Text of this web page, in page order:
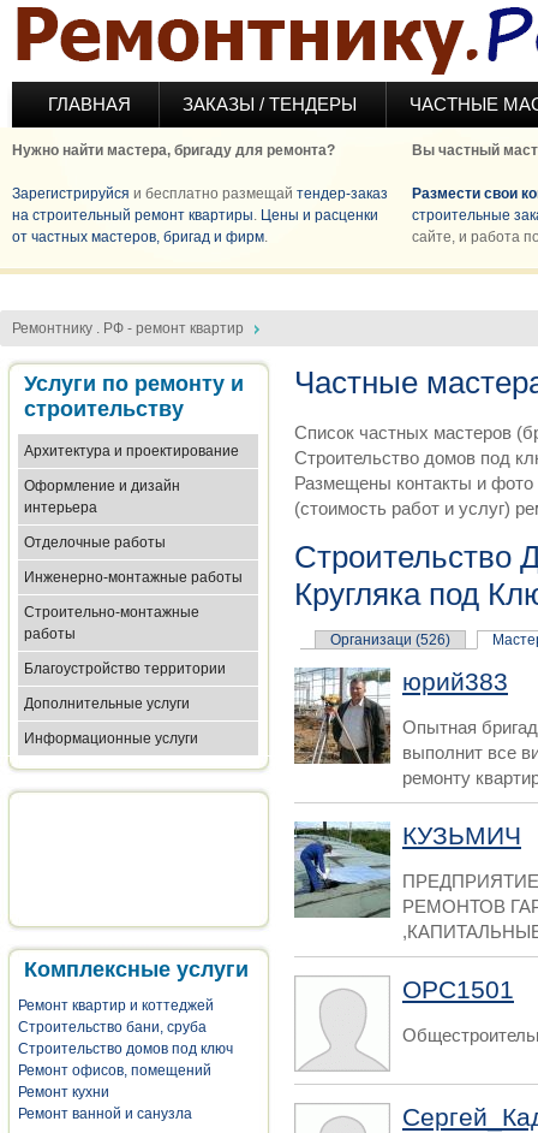
Перейти к основному содержанию
ГЛАВНАЯ ЗАКАЗЫ / ТЕНДЕРЫ ЧАСТНЫЕ
Нужно найти мастера, бригаду для ремонта?
Зарегистрируйся и бесплатно размещай тендер-заказ
на строительный ремонт квартиры. Цены и расценки
от частных мастеров, бригад и фирм.
Вы частный
Размести свои
строительные
сайте, и работа
Ремонтнику . РФ - ремонт квартир
Услуги по ремонту и
строительству
Архитектура и проектирование
Оформление и дизайн
интерьера
Отделочные работы
Инженерно-монтажные работы
Строительно-монтажные
работы
Благоустройство территории
Дополнительные услуги
Информационные услуги
Комплексные услуги
Ремонт квартир и коттеджей
Строительство бани, сруба
Строительство домов под ключ
Ремонт офисов, помещений
Ремонт кухни
Ремонт ванной и санузла
Частные
Список частных мастеров
Строительство домов под
Размещены контакты и
(стоимость работ и услуг)
Строительство
Кругляка под
Организаци (526)
юрий383
Опытная
выполнит все
ремонту
КУЗЬМИЧ
РЕМОНТОВ
OPC1501